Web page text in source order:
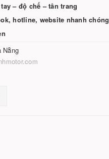
– độ chế – tân trang
hotline, website nhanh chóng
Nẵng